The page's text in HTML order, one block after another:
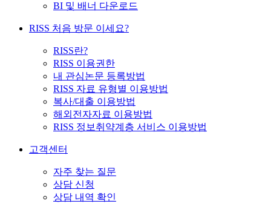
BI 및 배너 다운로드
RISS 처음 방문 이세요?
RISS란?
RISS 이용권한
내 관심논문 등록방법
RISS 자료 유형별 이용방법
복사/대출 이용방법
해외전자자료 이용방법
RISS 정보취약계층 서비스 이용방법
고객센터
자주 찾는 질문
상담 신청
상담 내역 확인